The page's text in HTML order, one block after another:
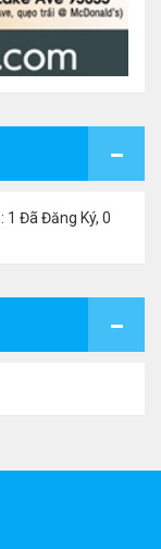
1 Đã Đăng Ký, 0